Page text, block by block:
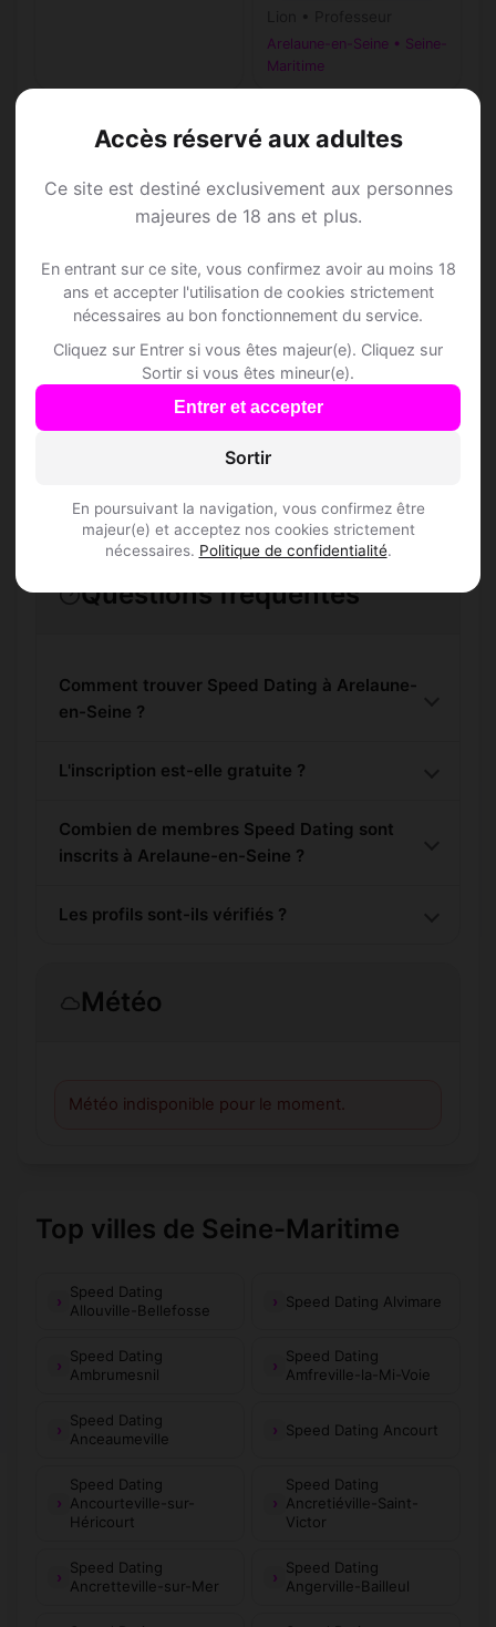
Accès réservé aux adultes
Ce site est destiné exclusivement aux personnes
majeures de 18 ans et plus.
En entrant sur ce site, vous confirmez avoir au moins 18
ans et accepter l'utilisation de cookies strictement
nécessaires au bon fonctionnement du service.
Cliquez sur Entrer si vous êtes majeur(e). Cliquez sur
Sortir si vous êtes mineur(e).
Entrer et accepter
Sortir
En poursuivant la navigation, vous confirmez être
majeur(e) et acceptez nos cookies strictement
nécessaires. Politique de confidentialité.
Arelaune-en-Seine • Seine-
Maritime
Speed Dating à
Arelaune-en-Seine
Seine et des alentours !
S'inscrire gratuitement
Questions fréquentes
Comment trouver Speed Dating à Arelaune-
en-Seine ?
L'inscription est-elle gratuite ?
Combien de membres Speed Dating sont
inscrits à Arelaune-en-Seine ?
Les profils sont-ils vérifiés ?
Météo
Météo indisponible pour le moment.
Top villes de Seine-Maritime
Speed Dating
Allouville-Bellefosse
Speed Dating Alvimare
Speed Dating
Ambrumesnil
Speed Dating
Amfreville-la-Mi-Voie
Speed Dating
Anceaumeville
Speed Dating Ancourt
Speed Dating
Ancourteville-sur-
Héricourt
Speed Dating
Ancretiéville-Saint-
Victor
Speed Dating
Ancretteville-sur-Mer
Speed Dating
Angerville-Bailleul